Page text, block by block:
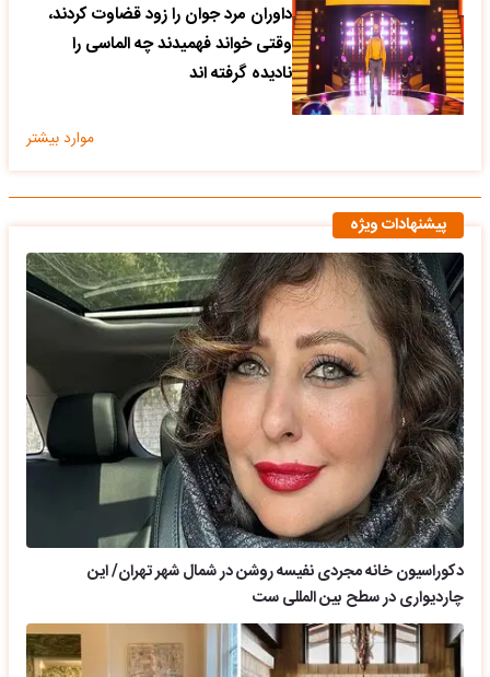
داوران مرد جوان را زود قضاوت کردند،
وقتی خواند فهمیدند چه الماسی را
نادیده گرفته اند
موارد بیشتر
پیشنهادات ویژه
دکوراسیون خانه مجردی نفیسه روشن در شمال شهر تهران/ این
چاردیواری در سطح بین المللی ست